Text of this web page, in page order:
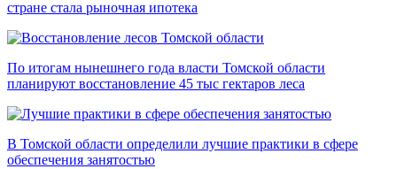
стране стала рыночная ипотека
По итогам нынешнего года власти Томской области
планируют восстановление 45 тыс гектаров леса
В Томской области определили лучшие практики в сфере
обеспечения занятостью